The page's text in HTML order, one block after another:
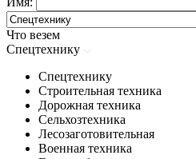
Что везем
Спецтехнику
Спецтехнику
Строительная техника
Дорожная техника
Сельхозтехника
Лесозаготовительная
Военная техника